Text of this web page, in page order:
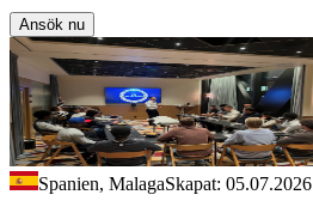
Ansök nu
Spanien, MalagaSkapat: 05.07.2026